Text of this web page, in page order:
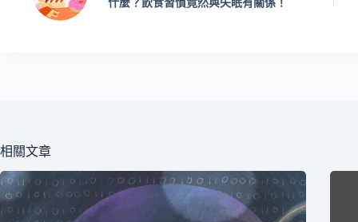
什麼？飲食習慣竟然與失眠有關係！
相關文章